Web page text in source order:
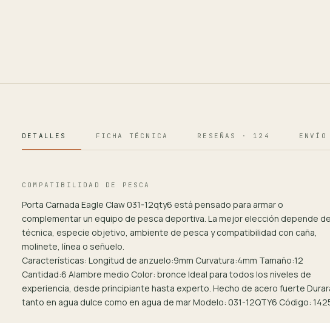
DETALLES FICHA TÉCNICA RESEÑAS · 124 ENVÍO
COMPATIBILIDAD DE PESCA
Porta Carnada Eagle Claw 031-12qty6 está pensado para armar o
complementar un equipo de pesca deportiva. La mejor elección depende de
técnica, especie objetivo, ambiente de pesca y compatibilidad con caña,
molinete, línea o señuelo.
Características: Longitud de anzuelo:9mm Curvatura:4mm Tamaño:12
Cantidad:6 Alambre medio Color: bronce Ideal para todos los niveles de
experiencia, desde principiante hasta experto. Hecho de acero fuerte
tanto en agua dulce como en agua de mar Modelo: 031-12QTY6 Código: